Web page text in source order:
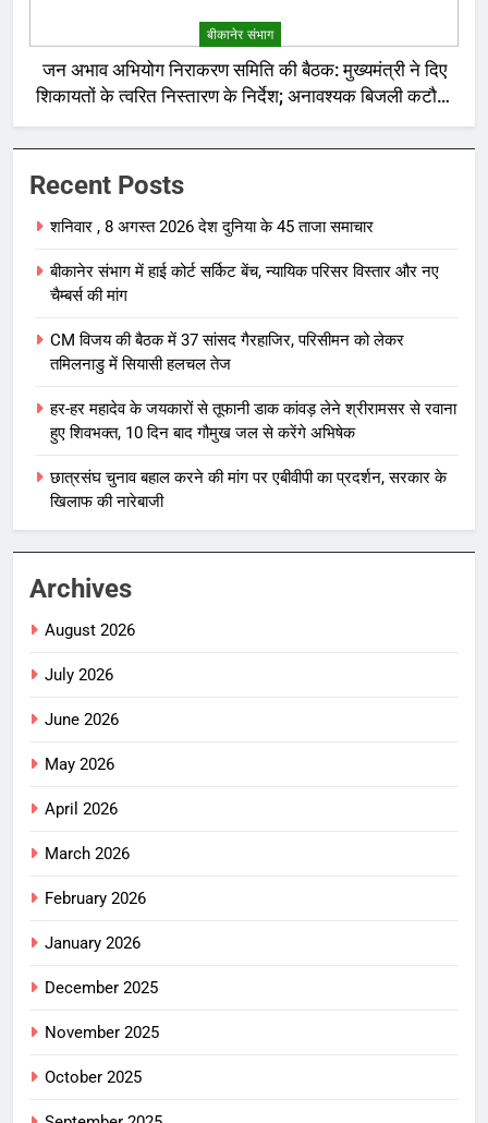
बीकानेर संभाग
जन अभाव अभियोग निराकरण समिति की बैठक: मुख्यमंत्री ने दिए
शिकायतों के त्वरित निस्तारण के निर्देश; अनावश्यक बिजली कटौती
पर सख्त रुख
Recent Posts
शनिवार , 8 अगस्त 2026 देश दुनिया के 45 ताजा समाचार
बीकानेर संभाग में हाई कोर्ट सर्किट बेंच, न्यायिक परिसर विस्तार और नए
चैम्बर्स की मांग
CM विजय की बैठक में 37 सांसद गैरहाजिर, परिसीमन को लेकर
तमिलनाडु में सियासी हलचल तेज
हर-हर महादेव के जयकारों से तूफानी डाक कांवड़ लेने श्रीरामसर से रवाना
हुए शिवभक्त, 10 दिन बाद गौमुख जल से करेंगे अभिषेक
छात्रसंघ चुनाव बहाल करने की मांग पर एबीवीपी का प्रदर्शन, सरकार के
खिलाफ की नारेबाजी
Archives
August 2026
July 2026
June 2026
May 2026
April 2026
March 2026
February 2026
January 2026
December 2025
November 2025
October 2025